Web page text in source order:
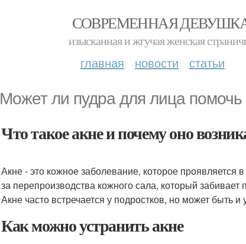
СОВРЕМЕННАЯ
изысканная и жгучая женская
главная новости статьи
Может ли пудра для лица помочь
Что такое акне и почему оно
Акне - это кожное заболевание, которое
за перепроизводства кожного сала, который
Акне часто встречается у подростков, но может быть и
Как можно устранить акне